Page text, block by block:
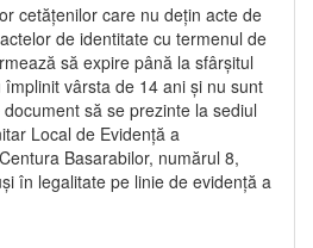
cetățenilor care nu dețin acte de
de identitate cu termenul de
să expire până la sfârșitul
vârsta de 14 ani și nu sunt
să se prezinte la sediul
Local de Evidență a
Basarabilor, numărul 8,
în legalitate pe linie de evidență a